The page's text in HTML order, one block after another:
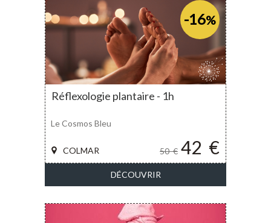
-16%
Réflexologie plantaire - 1h
50€ 42 €
COLMAR
Le Cosmos Bleu
DÉCOUVRIR